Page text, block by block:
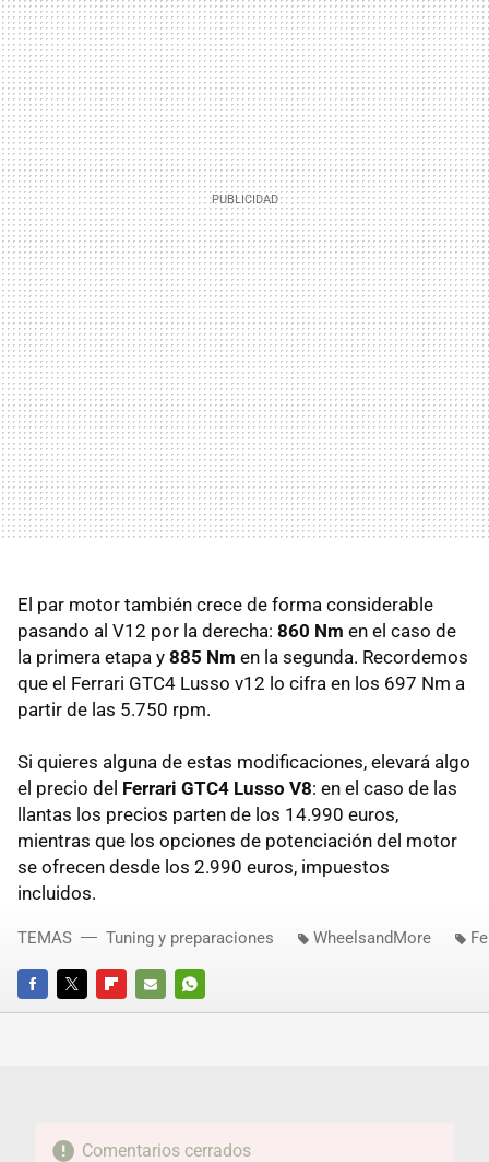
El par motor también crece de forma considerable
pasando al V12 por la derecha: 860 Nm en el caso de
la primera etapa y 885 Nm en la segunda. Recordemos
que el Ferrari GTC4 Lusso v12 lo cifra en los 697 Nm a
partir de las 5.750 rpm.
Si quieres alguna de estas modificaciones, elevará algo
el precio del Ferrari GTC4 Lusso V8: en el caso de las
llantas los precios parten de los 14.990 euros,
mientras que los opciones de potenciación del motor
se ofrecen desde los 2.990 euros, impuestos
incluidos.
FACEBOOKTWITTERFLIPBOARD
E-
WHATSAPP
TEMAS Tuning y preparaciones WheelsandMore
Comentarios cerrados